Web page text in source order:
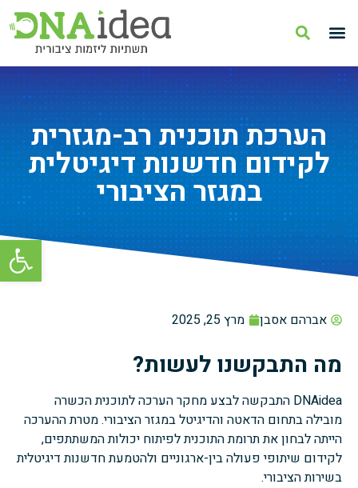
פתח
הערכת תוכנית רב-מגזרית
לקידום חדשנות דיגיטלית
במגזר הציבורי
אברהם אסבן מרץ 25, 2025
מה התבקשנו לעשות?
DNAidea התבקשה לבצע מחקר הערכה לתוכנית הכשרה
מובילה בתחום הדאטה והדיגיטל במגזר הציבורי. מטרת ההערכה
הייתה לבחון את תרומת התוכנית לפיתוח יכולות המשתתפים,
לקידום שיתופי פעולה בין-ארגוניים ולהטמעת חדשנות דיגיטלית
בשירות הציבורי.